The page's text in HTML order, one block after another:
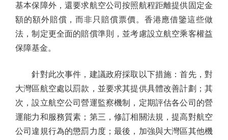
基本保障外，還要求航空公司按照航程距離提供固定金
額的額外賠償，而非只賠償票價。香港應借鑒這些做
法，制定更全面的賠償準則，並考慮設立航空乘客權益
保障基金。
針對此次事件，建議政府採取以下措施：首先，對
大灣區航空處以罰款，並要求其提供具體改善計劃；其
次，設立航空公司營運監察機制，定期評估各公司的營
運能力和服務質素；第三，修訂相關法規，提高對航空
公司違規行為的懲罰力度；最後，加強與大灣區其他機